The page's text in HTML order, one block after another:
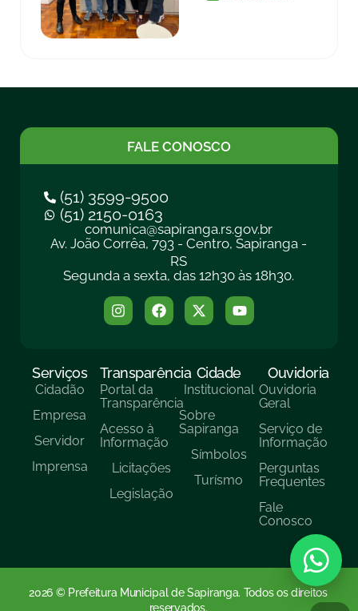
FALE CONOSCO
(51) 3599-9500
(51) 2150-0163
comunica@sapiranga.rs.gov.br
Av. João Corrêa, 793 - Centro, Sapiranga -
RS
Segunda a sexta, das 12h30 às 18h30.
Serviços
Cidadão
Empresa
Servidor
Imprensa
Transparência
Portal da
Transparência
Acesso à
Informação
Licitações
Legislação
Cidade
Institucional
Sobre
Sapiranga
Símbolos
Turísmo
Ouvidoria
Ouvidoria
Geral
Serviço de
Informação
Perguntas
Frequentes
Fale
Conosco
2026 © Prefeitura Municipal de Sapiranga. Todos os direitos
reservados.